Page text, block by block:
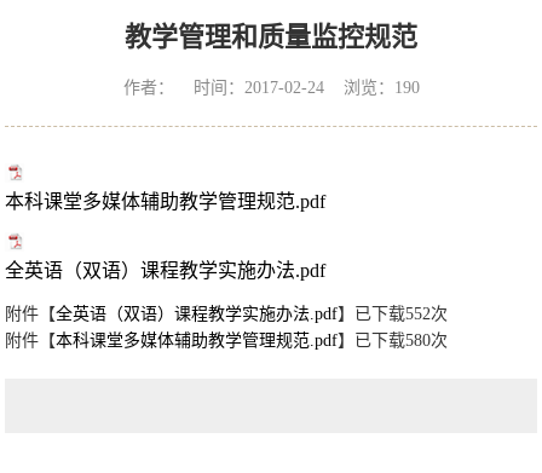
教学管理和质量监控规范
作者： 时间：2017-02-24 浏览： 190
本科课堂多媒体辅助教学管理规范.pdf
全英语（双语）课程教学实施办法.pdf
附件【全英语（双语）课程教学实施办法.pdf】已下载552次
附件【本科课堂多媒体辅助教学管理规范.pdf】已下载580次